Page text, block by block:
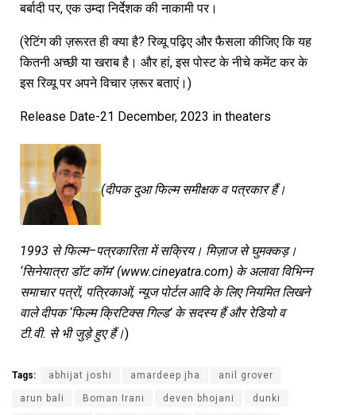
बर्बादी पर, एक उम्दा निर्देशक की नाकामी पर।
(रेटिंग की ज़रूरत ही क्या है? रिव्यू पढ़िए और फैसला कीजिए कि यह
कितनी अच्छी या खराब है। और हां, इस पोस्ट के नीचे कमेंट कर के
इस रिव्यू पर अपने विचार ज़रूर बताएं।)
Release Date-21 December, 2023 in theaters
(दीपक दुआ फिल्म समीक्षक व पत्रकार हैं।
1993 से फिल्म–पत्रकारिता में सक्रिय। मिज़ाज से घुमक्कड़।
‘सिनेयात्रा डॉट कॉम’ (www.cineyatra.com) के अलावा विभिन्न
समाचार पत्रों, पत्रिकाओं, न्यूज पोर्टल आदि के लिए नियमित लिखने
वाले दीपक ‘फिल्म क्रिटिक्स गिल्ड’ के सदस्य हैं और रेडियो व
टी.वी. से भी जुड़े हुए हैं।)
Tags: abhijat joshi amardeep jha anil grover
arun bali Boman Irani deven bhojani dunki